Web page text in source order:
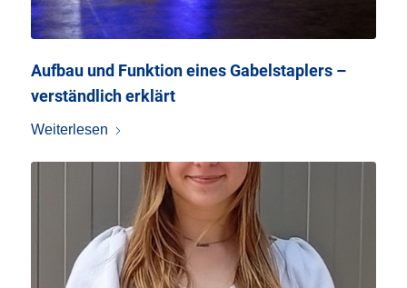
Aufbau und Funktion eines Gabelstaplers –
verständlich erklärt
Weiterlesen